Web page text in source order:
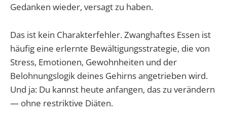
Gedanken wieder, versagt zu haben.
Das ist kein Charakterfehler. Zwanghaftes Essen ist
häufig eine erlernte Bewältigungsstrategie, die von
Stress, Emotionen, Gewohnheiten und der
Belohnungslogik deines Gehirns angetrieben wird.
Und ja: Du kannst heute anfangen, das zu verändern
— ohne restriktive Diäten.